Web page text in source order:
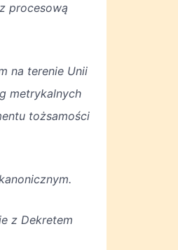
procesową
na terenie Unii
metrykalnych
tożsamości
z Dekretem